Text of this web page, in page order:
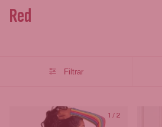
Red
Filtrar
1 / 2